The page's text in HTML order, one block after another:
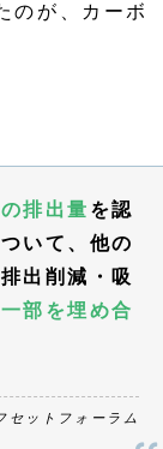
のが、カーボ
排出量 を認
いて、他の
出削減・吸
部を埋め合
セットフォーラム